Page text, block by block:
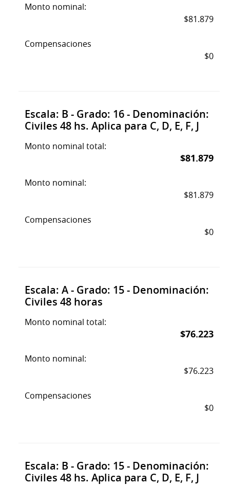
Monto nominal:
$81.879
Compensaciones
$0
Escala: B - Grado: 16 - Denominación:
Civiles 48 hs. Aplica para C, D, E, F, J
Monto nominal total:
$81.879
Monto nominal:
$81.879
Compensaciones
$0
Escala: A - Grado: 15 - Denominación:
Civiles 48 horas
Monto nominal total:
$76.223
Monto nominal:
$76.223
Compensaciones
$0
Escala: B - Grado: 15 - Denominación:
Civiles 48 hs. Aplica para C, D, E, F, J